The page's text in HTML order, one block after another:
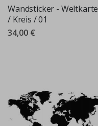
Wandsticker - Weltkarte
/ Kreis / 01
34,00 €